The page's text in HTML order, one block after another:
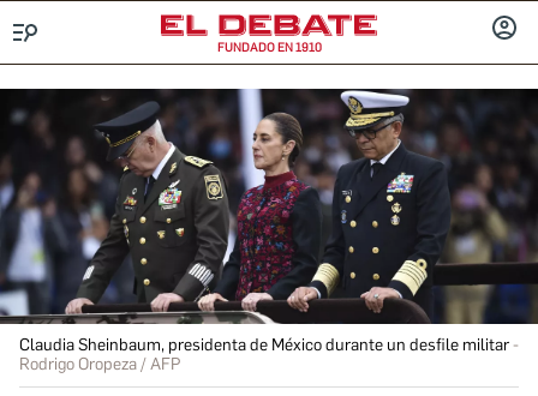
FUNDADO EN 1910
Claudia Sheinbaum, presidenta de México durante un desfile militar
Rodrigo Oropeza / AFP